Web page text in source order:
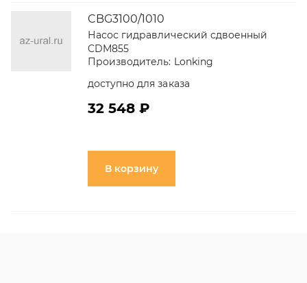
CBG3100/1010
Насос гидравлический сдвоенный
CDM855
Производитель: Lonking
доступно для заказа
32 548 ₽
В корзину